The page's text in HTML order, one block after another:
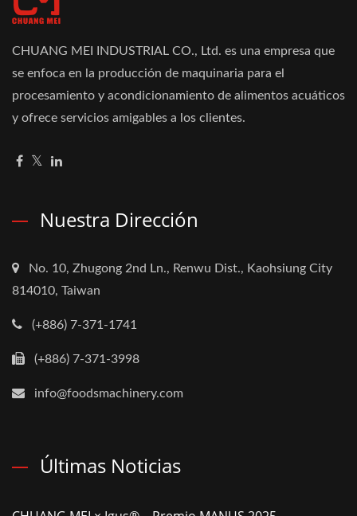
CHUANG MEI INDUSTRIAL CO., Ltd. es una empresa que
se enfoca en la producción de maquinaria para el
procesamiento y acondicionamiento de alimentos acuáticos
y ofrece servicios amigables a los clientes.
Nuestra Dirección
No. 10, Zhugong 2nd Ln., Renwu Dist., Kaohsiung City
814010, Taiwan
(+886) 7-371-1741
(+886) 7-371-3998
info@foodsmachinery.com
Últimas Noticias